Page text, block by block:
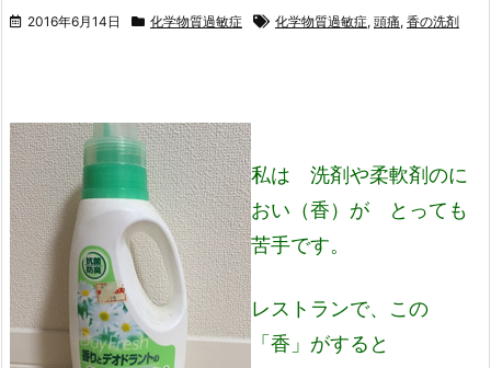
2016年6月14日 化学物質過敏症 化学物質過敏症, 頭痛, 香の洗剤
私は 洗剤や柔軟剤のに
おい（香）が とっても
苦手です。
レストランで、この
「香」がすると